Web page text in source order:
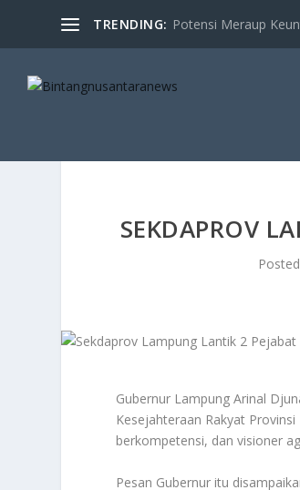
TRENDING: Potensi Meraup
SEKDAPROV
Gubernur Lampung Arinal
Kesejahteraan Rakyat
berkompetensi, dan visioner
Pesan Gubernur itu